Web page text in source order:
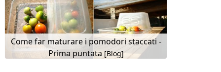
Come far maturare i pomodori staccati -
Prima puntata [Blog]